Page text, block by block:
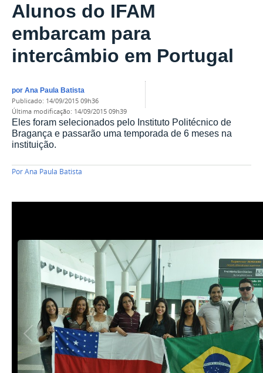
Alunos do IFAM
embarcam para
intercâmbio em Portugal
por Ana Paula Batista
publicado: 14/09/2015 09h36
última modificação: 14/09/2015 09h39
Eles foram selecionados pelo Instituto Politécnico de
Bragança e passarão uma temporada de 6 meses na
instituição.
PorAna Paula Batista